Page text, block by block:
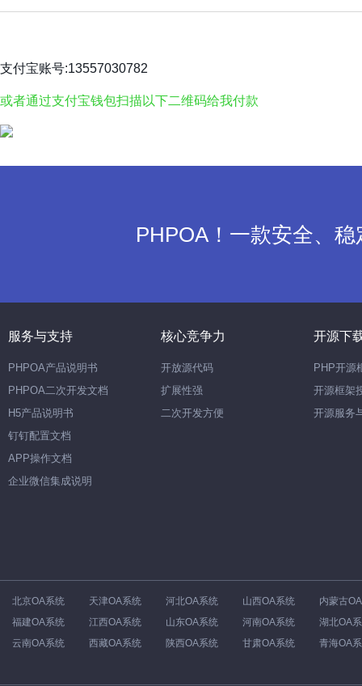
支付宝账号:13557030782
或者通过支付宝钱包扫描以下二维码给我付款
PHPOA！一款安全、
服务与支持
PHPOA产品说明书
PHPOA二次开发文档
H5产品说明书
钉钉配置文档
APP操作文档
企业微信集成说明
核心竞争力
开放源代码
扩展性强
二次开发方便
开源下
PHP开源
开源框架
开源服务
北京OA系统 天津OA系统 河北OA系统 山西OA系统
内蒙古
福建OA系统
江西OA系统 山东OA系统 河南OA系统
湖北OA
云南OA系统
西藏OA系统 陕西OA系统 甘肃OA系统 青海OA